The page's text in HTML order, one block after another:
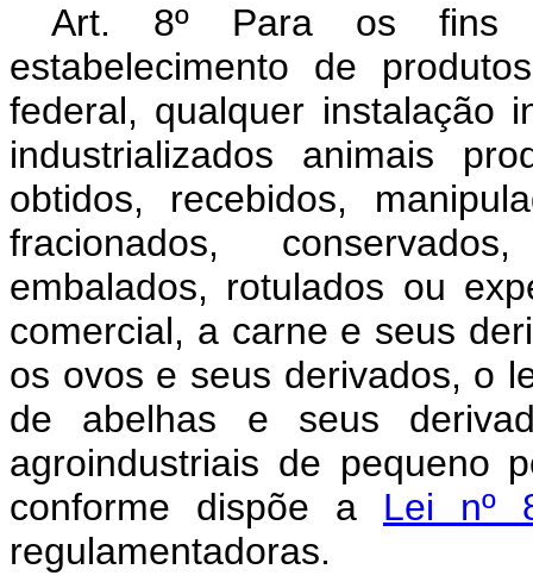
Art. 8º Para os fins
estabelecimento de
federal, qualquer instalação
industrializados animais
obtidos, recebidos,
fracionados,
embalados, rotulados ou
comercial, a carne e seus
os ovos e seus derivados, o
de abelhas e seus
agroindustriais de pequeno
conforme dispõe a Lei nº
regulamentadoras.